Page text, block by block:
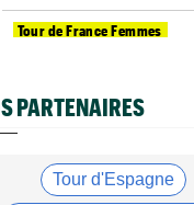
Tour de France Femmes
Jan Christen : "J'aurais
Lotto-Intermarché va faire
sa formation
PARTENAIRES
Tour d'Espagne